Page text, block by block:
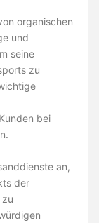
organischen
und
seine
zu
bei
an,
der